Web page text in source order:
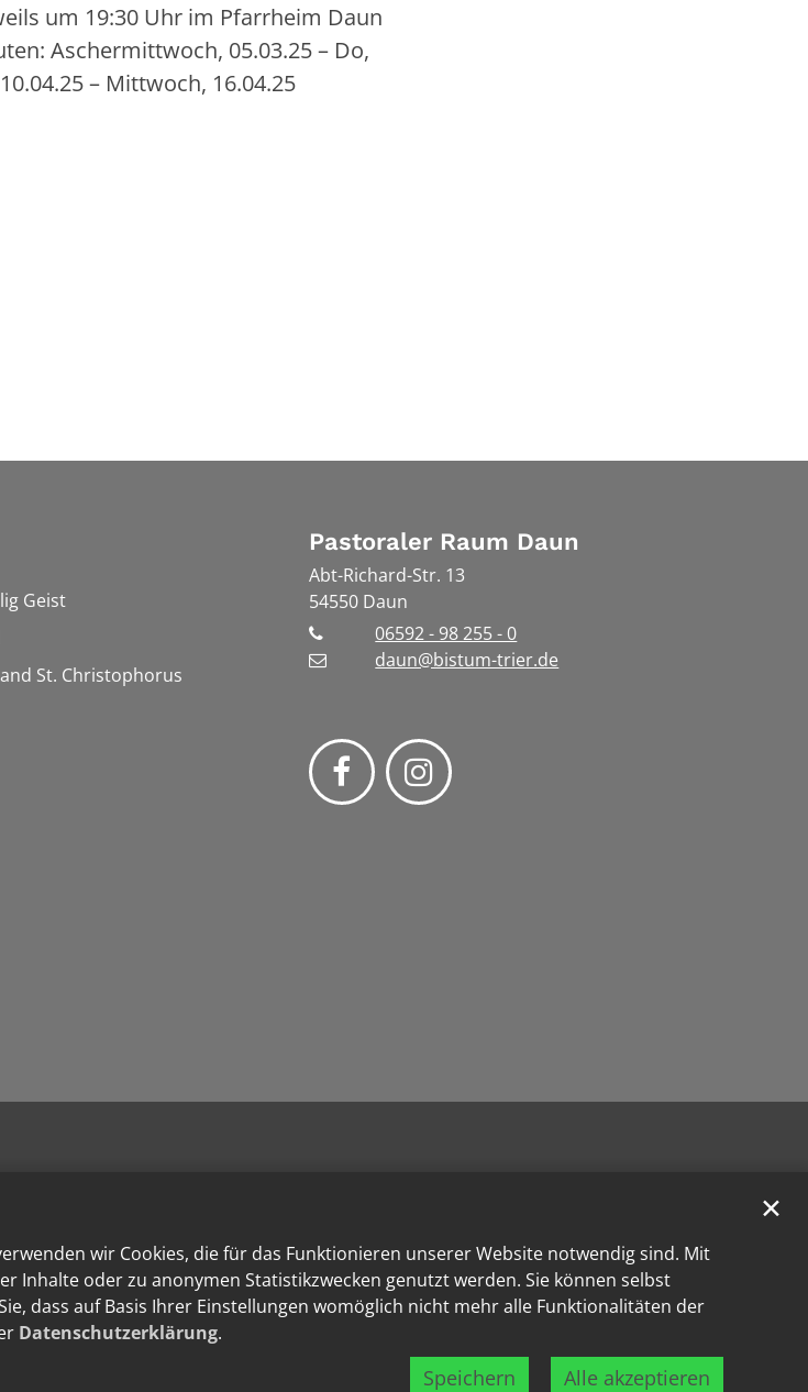
wir Cookies, die für das Funktionieren unserer Website notwendig sind. Mit
Inhalte oder zu anonymen Statistikzwecken genutzt werden. Sie können selbst
dass auf Basis Ihrer Einstellungen womöglich nicht mehr alle Funktionalitäten der
Datenschutzerklärung.
Speichern Alle akzeptieren
✕
um 19:30 Uhr im Pfarrheim Daun
Aschermittwoch, 05.03.25 – Do,
– Mittwoch, 16.04.25
Geist
St. Christophorus
Pastoraler Raum Daun
Abt-Richard-Str. 13
54550 Daun
06592 - 98 255 - 0
daun@bistum-trier.de